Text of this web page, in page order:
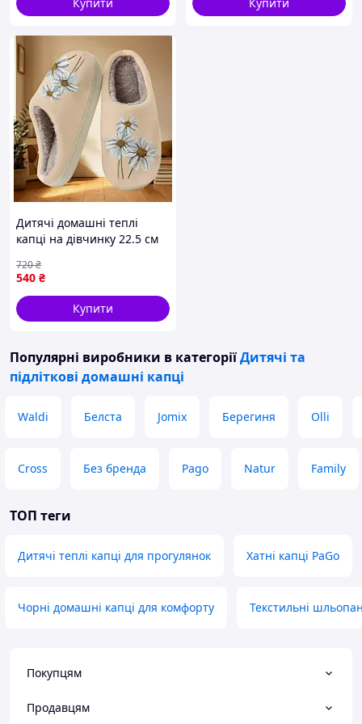
Дитячі домашні теплі
капці на дівчинку 22.5 см
540 ₴
720₴
Купити
Популярні виробники в категоріїДитячі та
підліткові домашні капці
Waldi Белста Jomix Берегиня Olli
Cross Без бренда Pago Natur Family
ТОП теги
Дитячі теплі капці для прогулянок Хатні капці PaGo
Чорні домашні капці для комфорту Текстильні
Покупцям
Продавцям